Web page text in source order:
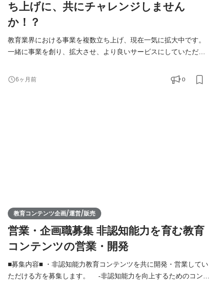
ち上げに、共にチャレンジしません
か！？
教育業界における事業を複数立ち上げ、現在一気に拡大中です。
一緒に事業を創り、拡大させ、より良いサービスにしていただけ
い！弊社代表野崎のキャリアアドバイザーに関するストーリー：
https://www.wantedly.com/companies/company_847150/post_arti
6ヶ月前 0
教育コンテンツ企画/運営/販売
営業・企画職募集 非認知能力を育む教育
コンテンツの営業・開発
■募集内容■ ・非認知能力教育コンテンツを共に開発・営業してい
ただける方を募集します。 -非認知能力を向上するためのコンテ